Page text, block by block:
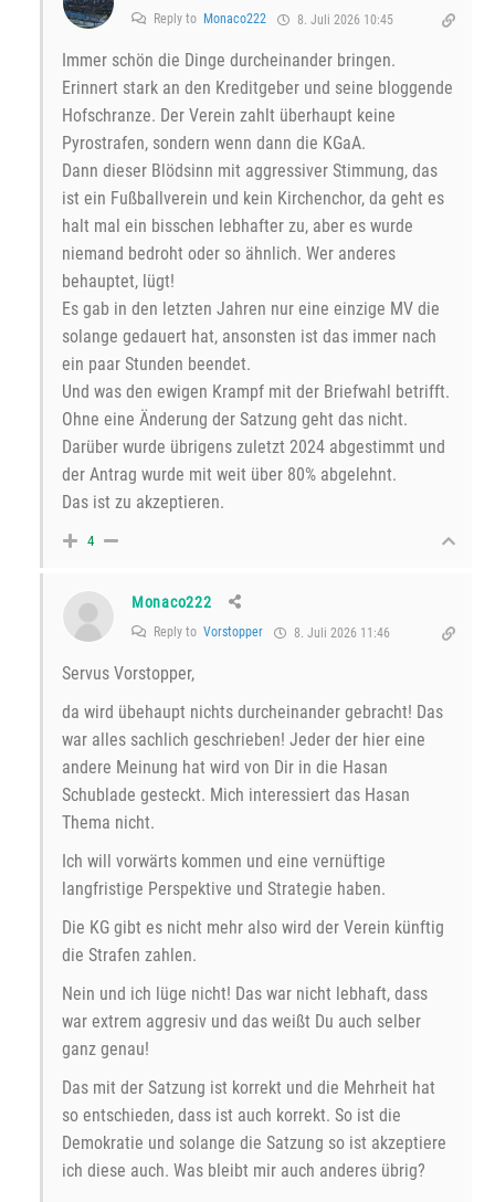
Reply to Monaco222 8. Juli 2026 10:45
Immer schön die Dinge durcheinander bringen.
Erinnert stark an den Kreditgeber und seine bloggende
Hofschranze. Der Verein zahlt überhaupt keine
Pyrostrafen, sondern wenn dann die KGaA.
Dann dieser Blödsinn mit aggressiver Stimmung, das
ist ein Fußballverein und kein Kirchenchor, da geht es
halt mal ein bisschen lebhafter zu, aber es wurde
niemand bedroht oder so ähnlich. Wer anderes
behauptet, lügt!
Es gab in den letzten Jahren nur eine einzige MV die
solange gedauert hat, ansonsten ist das immer nach
ein paar Stunden beendet.
Und was den ewigen Krampf mit der Briefwahl betrifft.
Ohne eine Änderung der Satzung geht das nicht.
Darüber wurde übrigens zuletzt 2024 abgestimmt und
der Antrag wurde mit weit über 80% abgelehnt.
Das ist zu akzeptieren.
4
Monaco222
Reply to Vorstopper 8. Juli 2026 11:46
Servus Vorstopper,
da wird übehaupt nichts durcheinander gebracht! Das
war alles sachlich geschrieben! Jeder der hier eine
andere Meinung hat wird von Dir in die Hasan
Schublade gesteckt. Mich interessiert das Hasan
Thema nicht.
Ich will vorwärts kommen und eine vernüftige
langfristige Perspektive und Strategie haben.
Die KG gibt es nicht mehr also wird der Verein künftig
die Strafen zahlen.
Nein und ich lüge nicht! Das war nicht lebhaft, dass
war extrem aggresiv und das weißt Du auch selber
ganz genau!
Das mit der Satzung ist korrekt und die Mehrheit hat
so entschieden, dass ist auch korrekt. So ist die
Demokratie und solange die Satzung so ist akzeptiere
ich diese auch. Was bleibt mir auch anderes übrig?